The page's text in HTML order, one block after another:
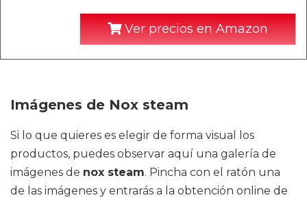
Ver precios en Amazon
Imágenes de Nox steam
Si lo que quieres es elegir de forma visual los
productos, puedes observar aquí una galería de
imágenes de nox steam. Pincha con el ratón una
de las imágenes y entrarás a la obtención online de